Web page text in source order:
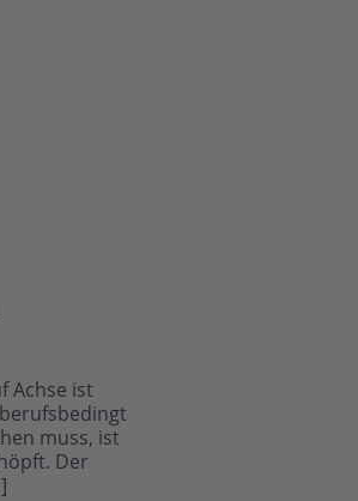
Achse ist
muss, ist
Der